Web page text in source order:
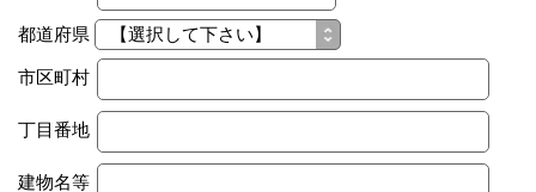
都道府県
市区町村
丁目番地
建物名等